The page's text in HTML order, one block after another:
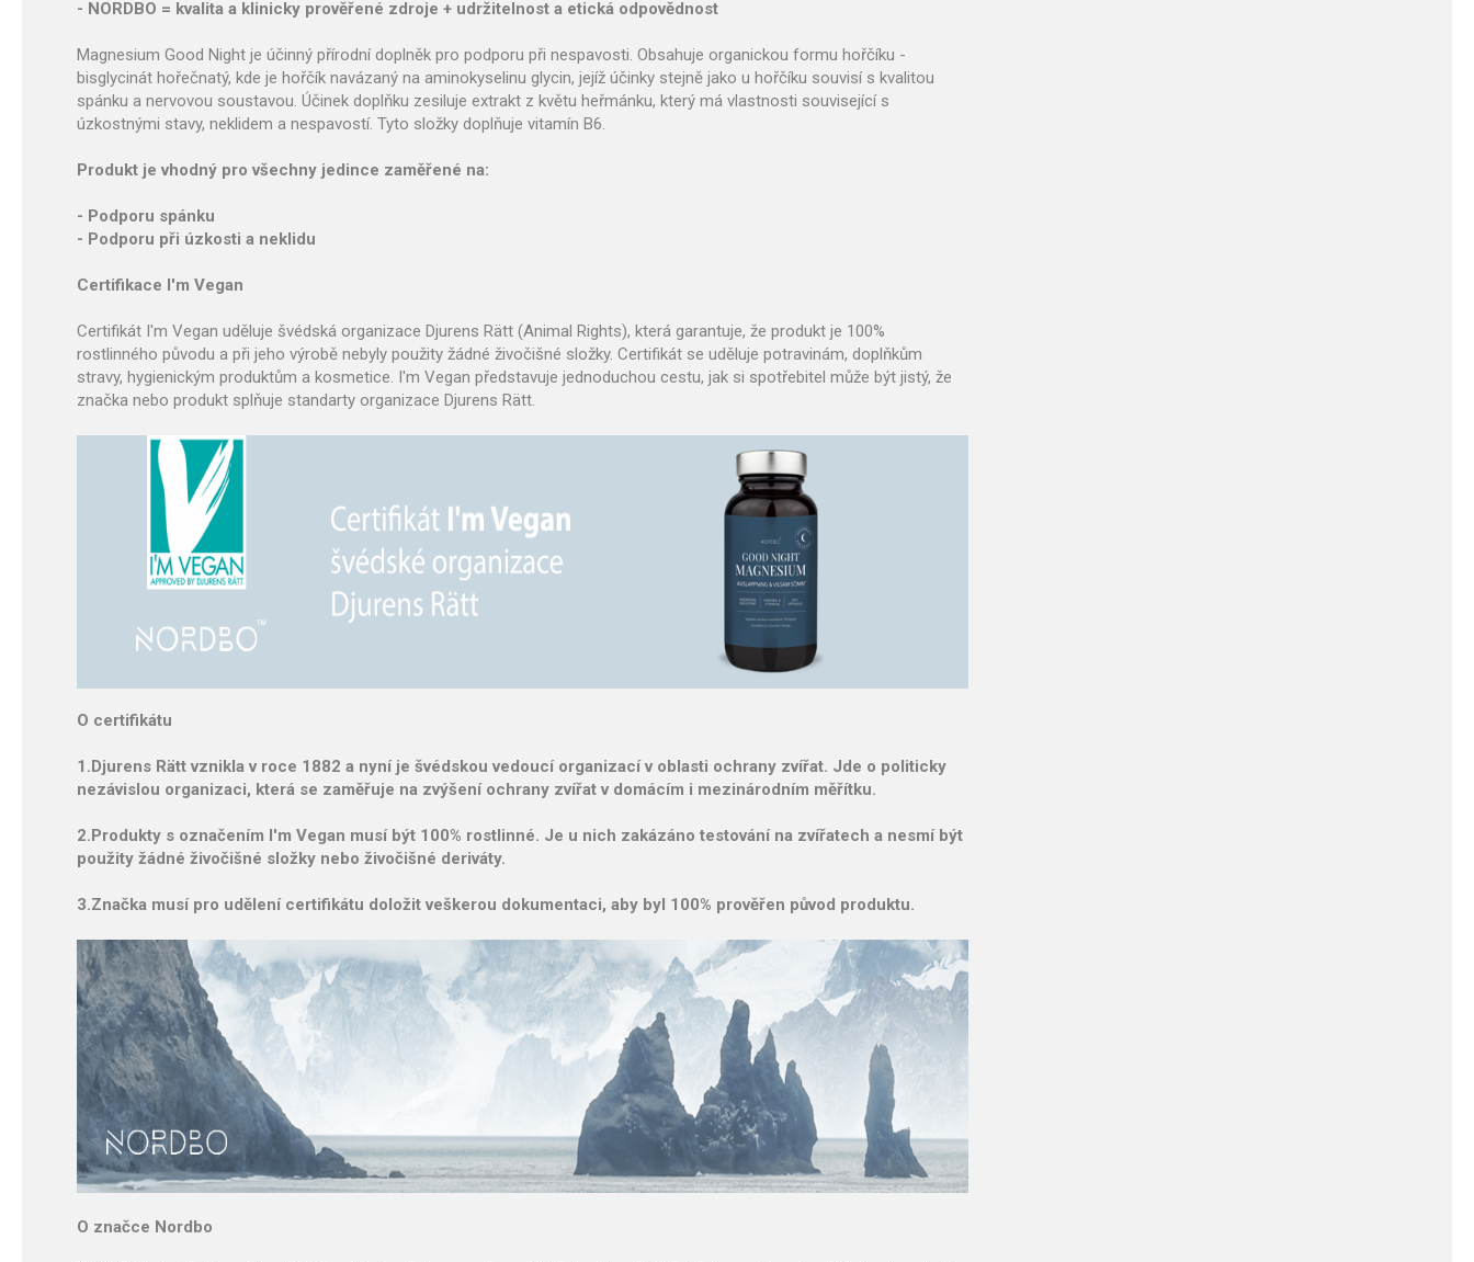
- NORDBO = kvalita a klinicky prověřené zdroje + udržitelnost a etická odpovědnost
Magnesium Good Night je účinný přírodní doplněk pro podporu při nespavosti. Obsahuje organickou formu hořčíku -
bisglycinát hořečnatý, kde je hořčík navázaný na aminokyselinu glycin, jejíž účinky stejně jako u hořčíku souvisí s kvalitou
spánku a nervovou soustavou. Účinek doplňku zesiluje extrakt z květu heřmánku, který má vlastnosti související s
úzkostnými stavy, neklidem a nespavostí. Tyto složky doplňuje vitamín B6.
Produkt je vhodný pro všechny jedince zaměřené na:
- Podporu spánku
- Podporu při úzkosti a neklidu
Certifikace I'm Vegan
Certifikát I'm Vegan uděluje švédská organizace Djurens Rätt (Animal Rights), která garantuje, že produkt je 100%
rostlinného původu a při jeho výrobě nebyly použity žádné živočišné složky. Certifikát se uděluje potravinám, doplňkům
stravy, hygienickým produktům a kosmetice. I'm Vegan představuje jednoduchou cestu, jak si spotřebitel může být jistý, že
značka nebo produkt splňuje standarty organizace Djurens Rätt.
O certifikátu
1.Djurens Rätt vznikla v roce 1882 a nyní je švédskou vedoucí organizací v oblasti ochrany zvířat. Jde o politicky
nezávislou organizaci, která se zaměřuje na zvýšení ochrany zvířat v domácím i mezinárodním měřítku.
2.Produkty s označením I'm Vegan musí být 100% rostlinné. Je u nich zakázáno testování na zvířatech a nesmí být
použity žádné živočišné složky nebo živočišné deriváty.
3.Značka musí pro udělení certifikátu doložit veškerou dokumentaci, aby byl 100% prověřen původ produktu.
O značce Nordbo